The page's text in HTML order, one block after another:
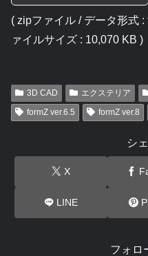
( zipファイル / データ形式
ァイルサイズ : 10,070 KB )
3D CAD エクステリア
formZ ver.6.5
formZ ver.8
シ
X
LINE
フォロ